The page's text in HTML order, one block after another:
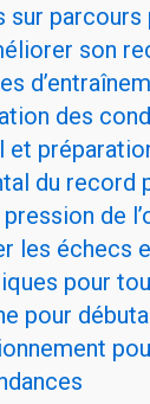
sur parcours
son
des
et
du record
pression de
les échecs
pour
pour